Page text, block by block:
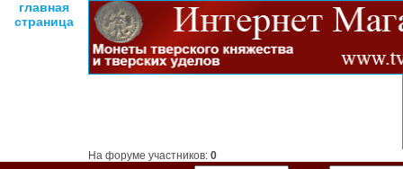
главная
страница
На форуме участников: 0